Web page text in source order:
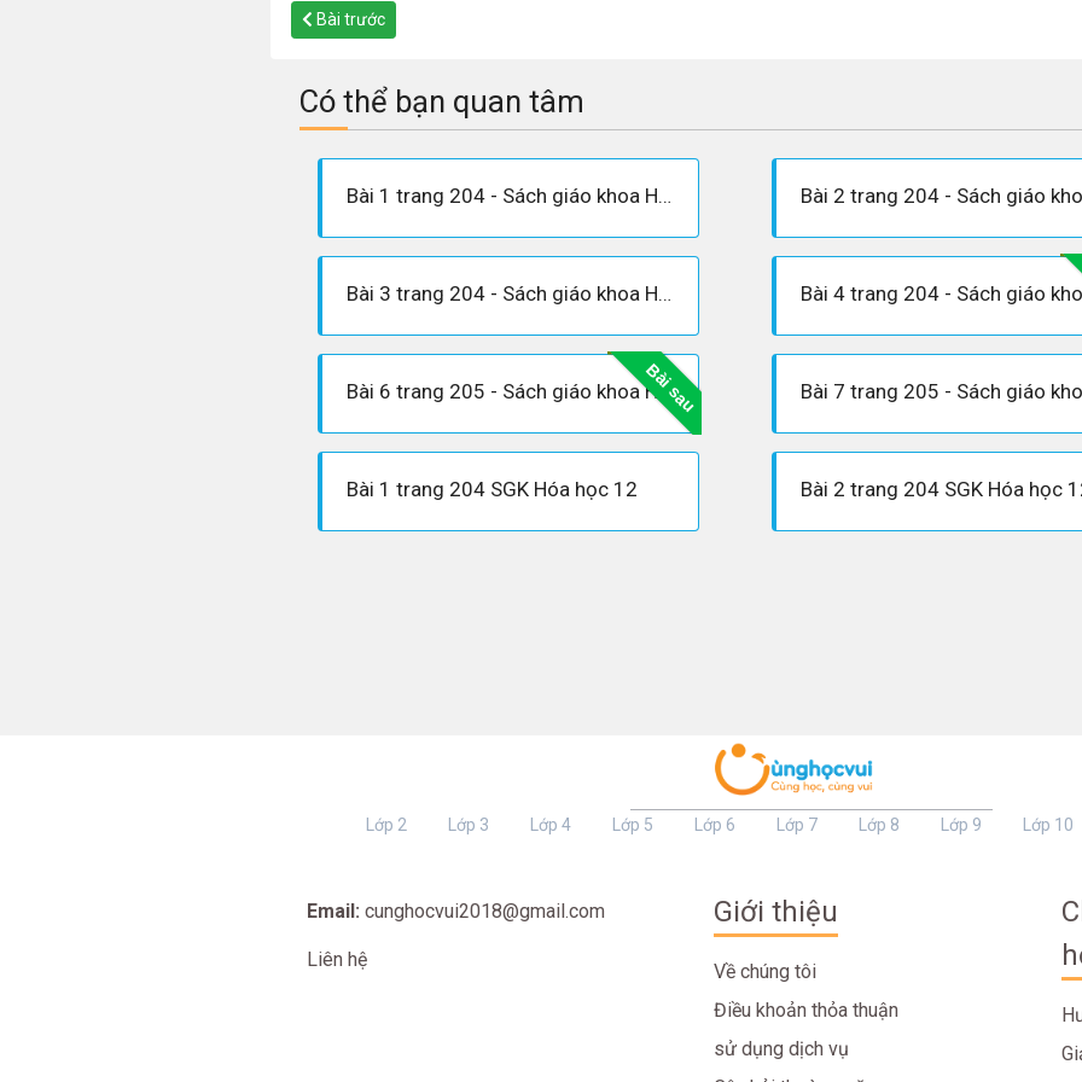
Bài trước
Có thể bạn quan tâm
Bài 1 trang 204 - Sách giáo khoa Hóa 12
Bài 3 trang 204 - Sách giáo khoa Hóa 12
Bài sau
Bài 6 trang 205 - Sách giáo khoa Hóa 12
Bài 1 trang 204 SGK Hóa học 12 Bài 2 trang 204 SGK Hóa học
Lớp 2 Lớp 3 Lớp 4 Lớp 5 Lớp 6 Lớp 7 Lớp 8 Lớp 9 Lớp 10
Email: cunghocvui2018@gmail.com
Liên hệ
Giới thiệu
Về chúng tôi
Điều khoản thỏa thuận
sử dụng dịch vụ